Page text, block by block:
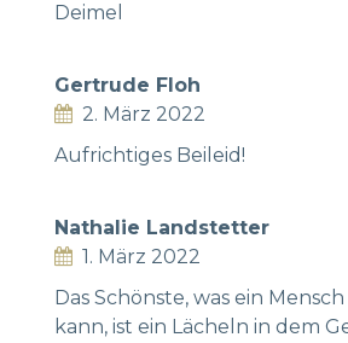
Deimel
Gertrude Floh
2. März 2022
Aufrichtiges Beileid!
Nathalie Landstetter
1. März 2022
Das Schönste, was ein
kann, ist ein Lächeln in dem